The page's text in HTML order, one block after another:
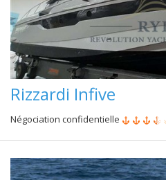
Rizzardi Infive
Négociation confidentielle